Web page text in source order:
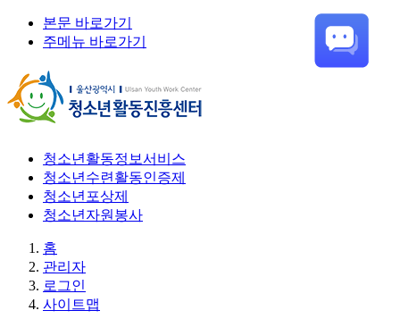
본문 바로가기
주메뉴 바로가기
청소년활동정보서비스
청소년수련활동인증제
청소년포상제
청소년자원봉사
홈
관리자
로그인
사이트맵